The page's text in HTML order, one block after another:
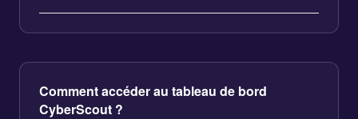
Surveillance du Web clande...
Comment accéder au tableau de bord
CyberScout ?